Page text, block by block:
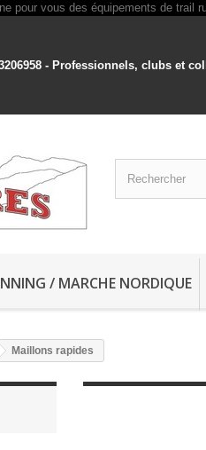
- Professionnels, clubs et
/ MARCHE NORDIQUE
Maillons rapides